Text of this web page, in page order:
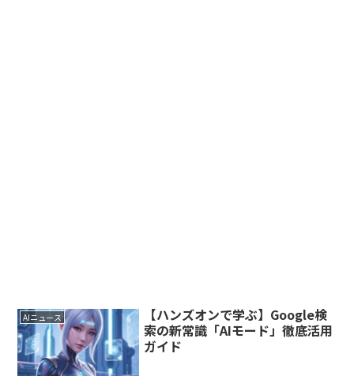
AIニュース
【ハンズオンで学ぶ】Google検
索の新常識「AIモード」徹底活用
ガイド